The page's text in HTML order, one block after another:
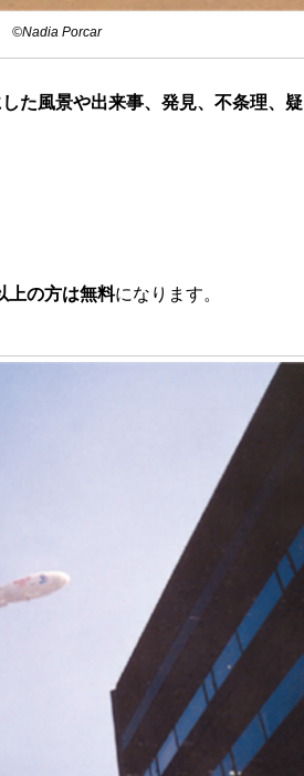
©︎Nadia Porcar
た風景や出来事、発見、不条理、
上の方は無料になります。